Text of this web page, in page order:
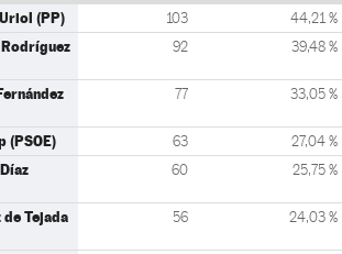
(PP) 103 44,21 %
92 39,48 %
77 33,05 %
(PSOE) 63 27,04 %
60 25,75 %
de Tejada
56 24,03 %